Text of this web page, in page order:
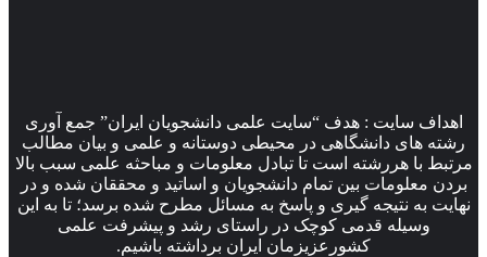
اهداف سایت : هدف “سایت علمی دانشجویان ایران” جمع آوری
رشته های دانشگاهی در محیطی دوستانه و علمی و بیان مطالب
مرتبط با هررشته است تا تبادل معلومات و مباحثه علمی سبب بالا
بردن معلومات بین تمام دانشجویان و اساتید و محققان شده و در
نهایت به نتیجه گیری و پاسخ به مسائل مطرح شده برسد؛ تا به این
وسیله قدمی کوچک در راستای رشد و پیشرفت علمی
کشورعزیزمان ایران برداشته باشیم.